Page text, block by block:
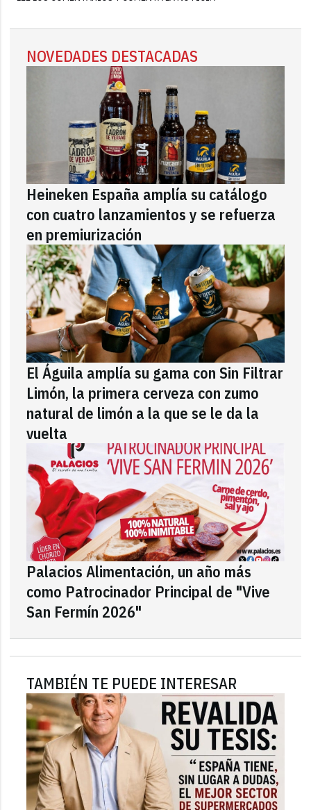
NOVEDADES DESTACADAS
Heineken España amplía su catálogo
con cuatro lanzamientos y se refuerza
en premiurización
El Águila amplía su gama con Sin Filtrar
Limón, la primera cerveza con zumo
natural de limón a la que se le da la
vuelta
Palacios Alimentación, un año más
como Patrocinador Principal de "Vive
San Fermín 2026"
TAMBIÉN TE PUEDE INTERESAR